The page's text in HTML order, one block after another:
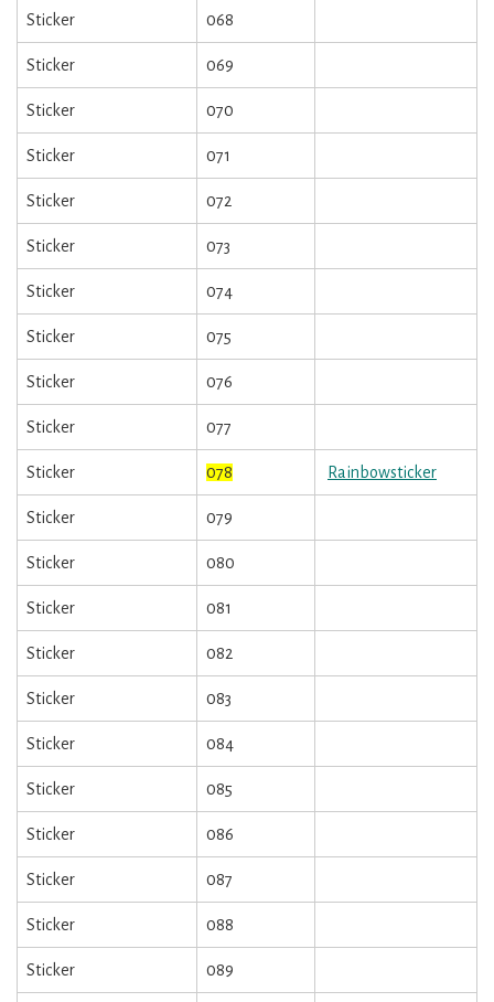
Sticker 068
Sticker 069
Sticker 070
Sticker 071
Sticker 072
Sticker 073
Sticker 074
Sticker 075
Sticker 076
Sticker 077
Sticker 078 Rainbowsticker
Sticker 079
Sticker 080
Sticker 081
Sticker 082
Sticker 083
Sticker 084
Sticker 085
Sticker 086
Sticker 087
Sticker 088
Sticker 089